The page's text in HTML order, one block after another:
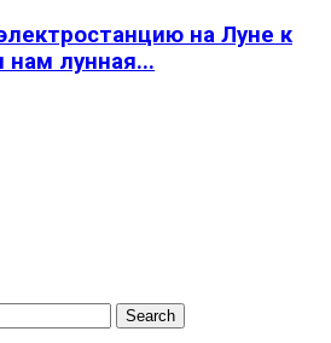
на Луне к
нам лунная...
Search